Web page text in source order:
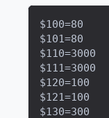
$100=80
$101=80
$110=3000
$111=3000
$120=100
$121=100
$130=300